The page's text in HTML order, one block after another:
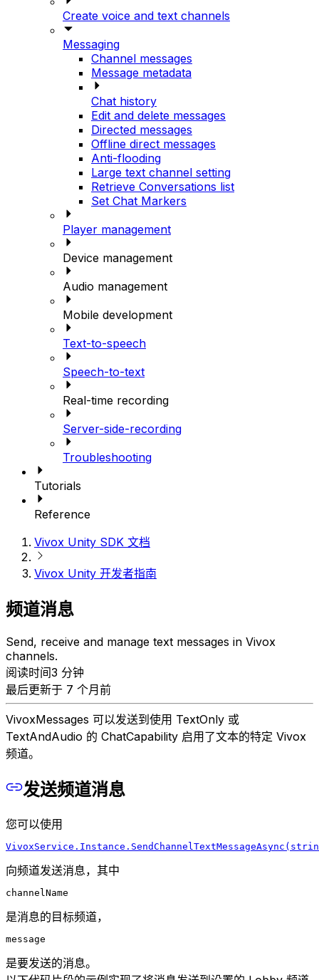
Create voice and text channels
Messaging
Channel messages
Message metadata
Chat history
Edit and delete messages
Directed messages
Offline direct messages
Anti-flooding
Large text channel setting
Retrieve Conversations list
Set Chat Markers
Player management
Device management
Audio management
Mobile development
Text-to-speech
Speech-to-text
Real-time recording
Server-side-recording
Troubleshooting
Tutorials
Reference
Vivox Unity SDK 文档
Vivox Unity 开发者指南
频道消息
Send, receive and manage text messages in Vivox
channels.
阅读时间3 分钟
最后更新于 7 个月前
VivoxMessages 可以发送到使用 TextOnly 或
TextAndAudio 的 ChatCapability 启用了文本的特定 Vivox
频道。
发送频道消息
您可以使用
向频道发送消息，其中
channelName
是消息的目标频道，
message
是要发送的消息。